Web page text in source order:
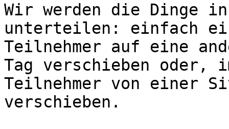
Wir werden die Dinge
unterteilen: einfach
Teilnehmer auf eine
Tag verschieben oder,
Teilnehmer von einer
verschieben.